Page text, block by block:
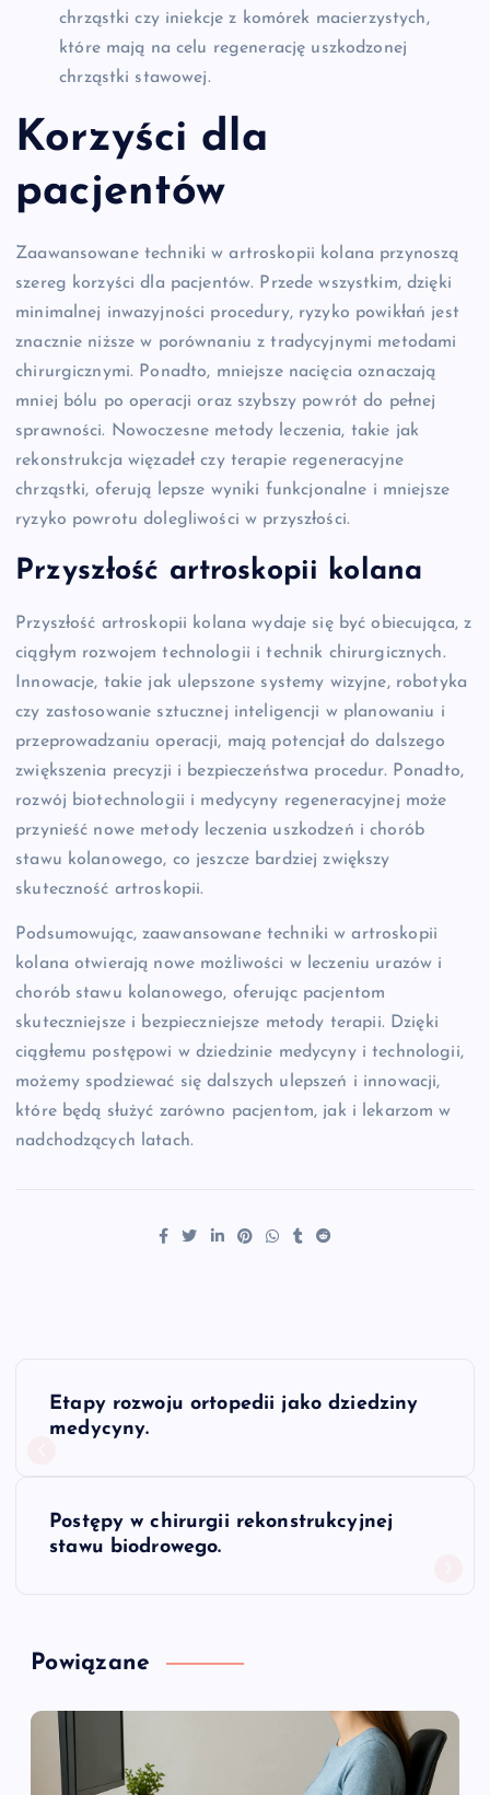
chrząstki czy iniekcje z komórek macierzystych,
które mają na celu regenerację uszkodzonej
chrząstki stawowej.
Korzyści dla
pacjentów
Zaawansowane techniki w artroskopii kolana przynoszą
szereg korzyści dla pacjentów. Przede wszystkim, dzięki
minimalnej inwazyjności procedury, ryzyko powikłań jest
znacznie niższe w porównaniu z tradycyjnymi metodami
chirurgicznymi. Ponadto, mniejsze nacięcia oznaczają
mniej bólu po operacji oraz szybszy powrót do pełnej
sprawności. Nowoczesne metody leczenia, takie jak
rekonstrukcja więzadeł czy terapie regeneracyjne
chrząstki, oferują lepsze wyniki funkcjonalne i mniejsze
ryzyko powrotu dolegliwości w przyszłości.
Przyszłość artroskopii kolana
Przyszłość artroskopii kolana wydaje się być obiecująca, z
ciągłym rozwojem technologii i technik chirurgicznych.
Innowacje, takie jak ulepszone systemy wizyjne, robotyka
czy zastosowanie sztucznej inteligencji w planowaniu i
przeprowadzaniu operacji, mają potencjał do dalszego
zwiększenia precyzji i bezpieczeństwa procedur. Ponadto,
rozwój biotechnologii i medycyny regeneracyjnej może
przynieść nowe metody leczenia uszkodzeń i chorób
stawu kolanowego, co jeszcze bardziej zwiększy
skuteczność artroskopii.
Podsumowując, zaawansowane techniki w artroskopii
kolana otwierają nowe możliwości w leczeniu urazów i
chorób stawu kolanowego, oferując pacjentom
skuteczniejsze i bezpieczniejsze metody terapii. Dzięki
ciągłemu postępowi w dziedzinie medycyny i technologii,
możemy spodziewać się dalszych ulepszeń i innowacji,
które będą służyć zarówno pacjentom, jak i lekarzom w
nadchodzących latach.
N
a
c
Etapy rozwoju ortopedii jako dziedziny
medycyny.
Postępy w chirurgii rekonstrukcyjnej
stawu biodrowego.
Powiązane